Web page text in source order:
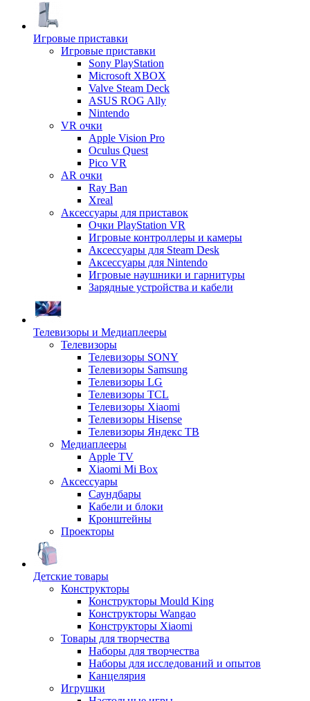
Игровые приставки
Игровые приставки
Sony PlayStation
Microsoft XBOX
Valve Steam Deck
ASUS ROG Ally
Nintendo
VR очки
Apple Vision Pro
Oculus Quest
Pico VR
AR очки
Ray Ban
Xreal
Аксессуары для приставок
Очки PlayStation VR
Игровые контроллеры и камеры
Аксессуары для Steam Desk
Аксессуары для Nintendo
Игровые наушники и гарнитуры
Зарядные устройства и кабели
Телевизоры и Медиаплееры
Телевизоры
Телевизоры SONY
Телевизоры Samsung
Телевизоры LG
Телевизоры TCL
Телевизоры Xiaomi
Телевизоры Hisense
Телевизоры Яндекс ТВ
Медиаплееры
Apple TV
Xiaomi Mi Box
Аксессуары
Саундбары
Кабели и блоки
Кронштейны
Проекторы
Детские товары
Конструкторы
Конструкторы Mould King
Конструкторы Wangao
Конструкторы Xiaomi
Товары для творчества
Наборы для творчества
Наборы для исследований и опытов
Канцелярия
Игрушки